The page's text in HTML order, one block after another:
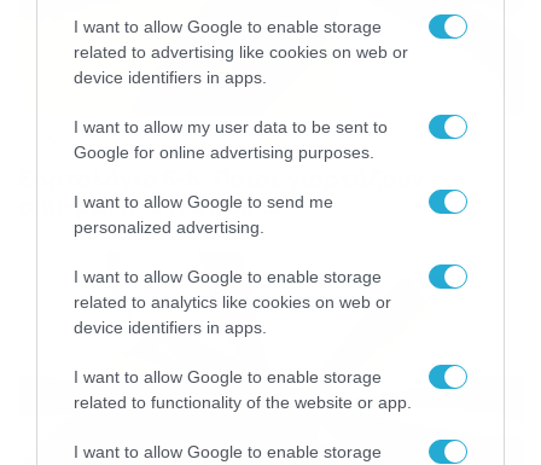
I want to allow Google to enable storage
related to advertising like cookies on web or
device identifiers in apps.
I want to allow my user data to be sent to
Google for online advertising purposes.
I want to allow Google to send me
personalized advertising.
I want to allow Google to enable storage
related to analytics like cookies on web or
device identifiers in apps.
I want to allow Google to enable storage
related to functionality of the website or app.
I want to allow Google to enable storage
06/08/2026 08:05
σήμερα; Χρόνια Πολλά…